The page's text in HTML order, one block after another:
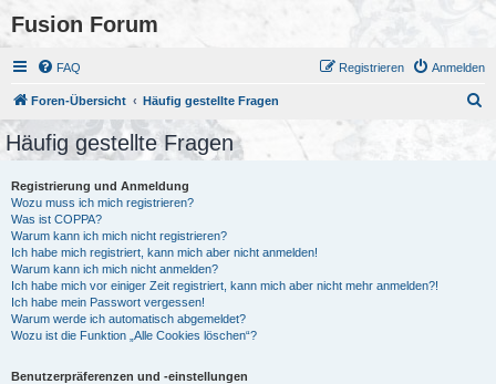
Fusion Forum
FAQ Anmelden
Registrieren
Foren-Übersicht Häufig gestellte Fragen
Häufig gestellte Fragen
Registrierung und Anmeldung
Wozu muss ich mich registrieren?
Was ist COPPA?
Warum kann ich mich nicht registrieren?
Ich habe mich registriert, kann mich aber nicht anmelden!
Warum kann ich mich nicht anmelden?
Ich habe mich vor einiger Zeit registriert, kann mich aber nicht mehr anmelden?!
Ich habe mein Passwort vergessen!
Warum werde ich automatisch abgemeldet?
Wozu ist die Funktion „Alle Cookies löschen“?
Benutzerpräferenzen und -einstellungen